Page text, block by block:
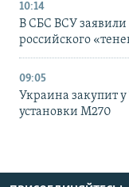
10:14
В СБС ВСУ заявили
российского
09:05
Украина закупит
установки M270